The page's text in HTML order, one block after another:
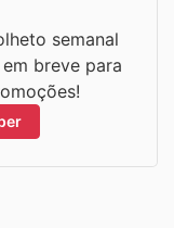
semanal
breve para